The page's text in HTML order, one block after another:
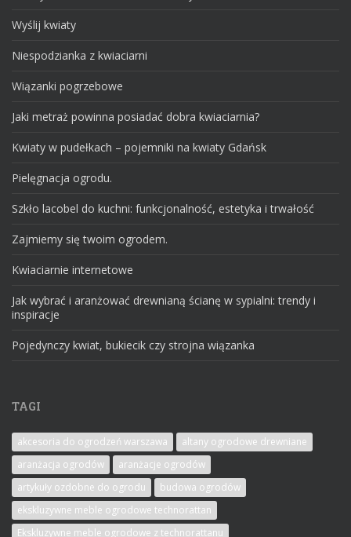
Wyślij kwiaty
Niespodzianka z kwiaciarni
Wiązanki pogrzebowe
Jaki metraż powinna posiadać dobra kwiaciarnia?
Kwiaty w pudełkach – pojemniki na kwiaty Gdańsk
Pielęgnacja ogrodu.
Szkło lacobel do kuchni: funkcjonalność, estetyka i trwałość
Zajmiemy się twoim ogrodem.
Kwiaciarnie internetowe
Jak wybrać i aranżować drewnianą ścianę w sypialni: trendy i
inspiracje
Pojedynczy kwiat, bukiecik czy strojna wiązanka
TAGI
akcesoria do ogrodzeń warszawa
altany ogrodowe drewniane
aranżacja ogrodów
aranżacje ogrodów
artykuły ozdobne do ogrodu
budowa ogrodów
ekskluzywne meble ogrodowe technorattan
Ekskluzywne meble ogrodowe z technorattanu